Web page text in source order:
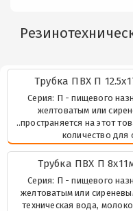
Трубка ПВХ П
Серия: П - пищевого
желтоватым или
..пространяется на этот
количество для
Трубка ПВХ П
Серия: П - пищевого
желтоватым или
техническая вода,